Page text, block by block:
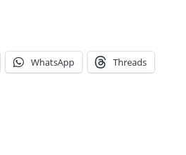
WhatsApp Threads